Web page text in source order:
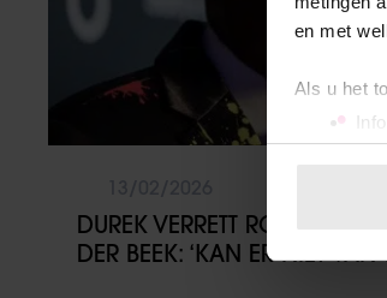
en met
Als u het
Uw
We
DUREK VERRETT ROUWT OM
DER BEEK: ‘KAN ER NIET VAN